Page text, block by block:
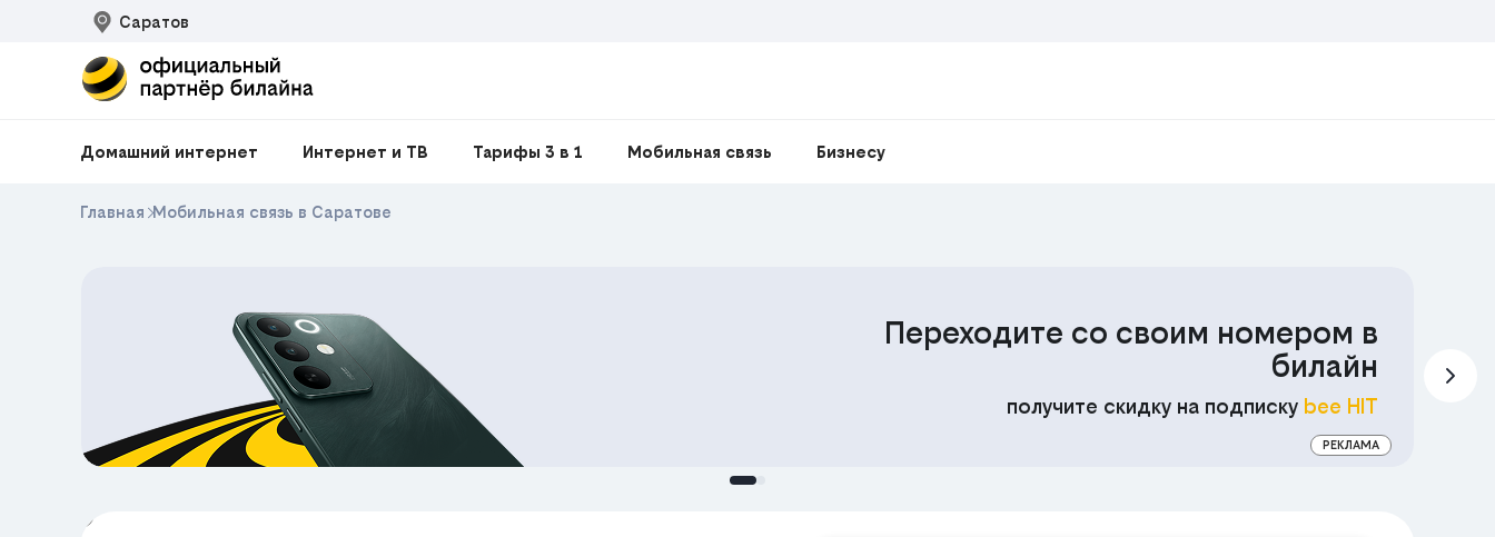
Саратов
Домашний интернет Интернет и ТВ Тарифы 3 в 1 Мобильная связь Бизнесу
Главная Мобильная связь в Саратове
Переходите со своим номером в
билайн
получите скидку на подписку bee HIT
РЕКЛАМА